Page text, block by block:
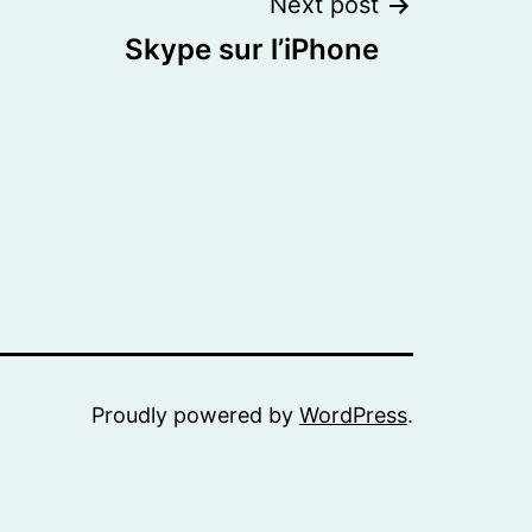
Skype sur l’iPhone
Proudly powered by WordPress.